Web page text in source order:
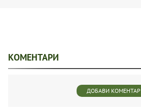
КОМЕНТАРИ
ДОБАВИ КОМЕНТАР